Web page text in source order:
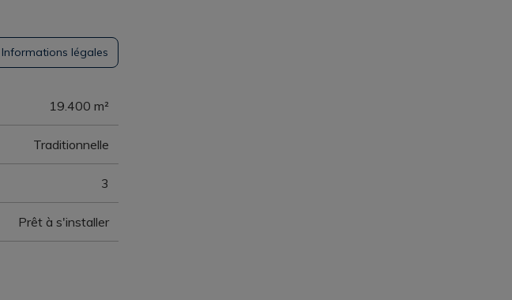
Informations légales
19.400 m²
Traditionnelle
3
Prêt à s'installer